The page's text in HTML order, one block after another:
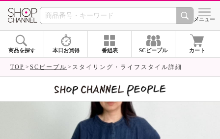
SHOP CHANNEL シメニュー
商品を探す 本日お買得 番組表 SCピープル カート
TOP SCピープル スタイリング・ライフスタイル詳細